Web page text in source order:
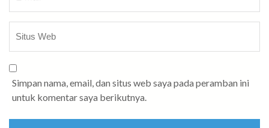
Simpan nama, email, dan situs web saya pada peramban ini
untuk komentar saya berikutnya.